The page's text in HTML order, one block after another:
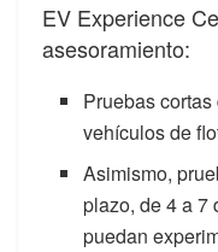
EV Experience
asesoramiento:
Pruebas
vehículos de
Asimismo,
plazo, de 4 a 7
puedan